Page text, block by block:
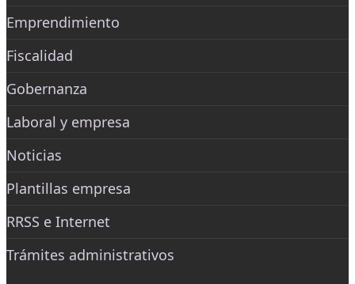
Emprendimiento
Fiscalidad
Gobernanza
Laboral y empresa
Noticias
Plantillas empresa
RRSS e Internet
Trámites administrativos